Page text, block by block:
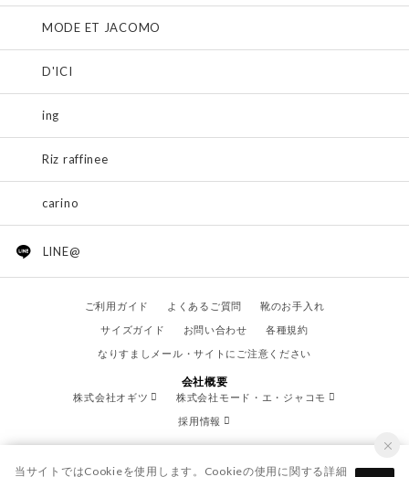
MODE ET JACOMO
D'ICI
ing
Riz raffinee
carino
LINE@
ご利用ガイド よくあるご質問
靴のお手入れ
サイズガイド
お問い合わせ
各種規約
なりすましメール・サイトにご注意ください
会社概要
株式会社オギツ
株式会社モード・エ・ジャコモ
採用情報
当サイトではCookieを使用します。Cookieの使用に関する詳細